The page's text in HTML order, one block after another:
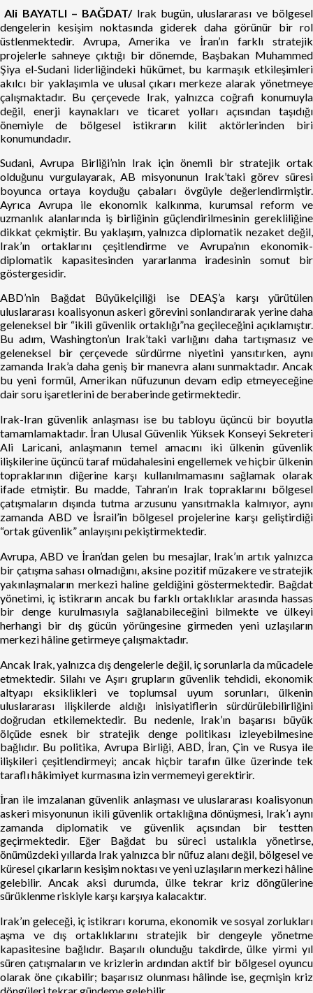
Ali BAYATLI – BAĞDAT/ Irak bugün, uluslararası ve bölgesel
dengelerin kesişim noktasında giderek daha görünür bir rol
üstlenmektedir. Avrupa, Amerika ve İran’ın farklı stratejik
projelerle sahneye çıktığı bir dönemde, Başbakan Muhammed
Şiya el-Sudani liderliğindeki hükümet, bu karmaşık etkileşimleri
akılcı bir yaklaşımla ve ulusal çıkarı merkeze alarak yönetmeye
çalışmaktadır. Bu çerçevede Irak, yalnızca coğrafi konumuyla
değil, enerji kaynakları ve ticaret yolları açısından taşıdığı
önemiyle de bölgesel istikrarın kilit aktörlerinden biri
konumundadır.
Sudani, Avrupa Birliği’nin Irak için önemli bir stratejik ortak
olduğunu vurgulayarak, AB misyonunun Irak’taki görev süresi
boyunca ortaya koyduğu çabaları övgüyle değerlendirmiştir.
Ayrıca Avrupa ile ekonomik kalkınma, kurumsal reform ve
uzmanlık alanlarında iş birliğinin güçlendirilmesinin gerekliliğine
dikkat çekmiştir. Bu yaklaşım, yalnızca diplomatik nezaket değil,
Irak’ın ortaklarını çeşitlendirme ve Avrupa’nın ekonomik-
diplomatik kapasitesinden yararlanma iradesinin somut bir
göstergesidir.
ABD’nin Bağdat Büyükelçiliği ise DEAŞ’a karşı yürütülen
uluslararası koalisyonun askeri görevini sonlandırarak yerine daha
geleneksel bir “ikili güvenlik ortaklığı”na geçileceğini açıklamıştır.
Bu adım, Washington’un Irak’taki varlığını daha tartışmasız ve
geleneksel bir çerçevede sürdürme niyetini yansıtırken, aynı
zamanda Irak’a daha geniş bir manevra alanı sunmaktadır. Ancak
bu yeni formül, Amerikan nüfuzunun devam edip etmeyeceğine
dair soru işaretlerini de beraberinde getirmektedir.
Irak-Iran güvenlik anlaşması ise bu tabloyu üçüncü bir boyutla
tamamlamaktadır. İran Ulusal Güvenlik Yüksek Konseyi Sekreteri
Ali Laricani, anlaşmanın temel amacını iki ülkenin güvenlik
ilişkilerine üçüncü taraf müdahalesini engellemek ve hiçbir ülkenin
topraklarının diğerine karşı kullanılmamasını sağlamak olarak
ifade etmiştir. Bu madde, Tahran’ın Irak topraklarını bölgesel
çatışmaların dışında tutma arzusunu yansıtmakla kalmıyor, aynı
zamanda ABD ve İsrail’in bölgesel projelerine karşı geliştirdiği
“ortak güvenlik” anlayışını pekiştirmektedir.
Avrupa, ABD ve İran’dan gelen bu mesajlar, Irak’ın artık yalnızca
bir çatışma sahası olmadığını, aksine pozitif müzakere ve stratejik
yakınlaşmaların merkezi haline geldiğini göstermektedir. Bağdat
yönetimi, iç istikrarın ancak bu farklı ortaklıklar arasında hassas
bir denge kurulmasıyla sağlanabileceğini bilmekte ve ülkeyi
herhangi bir dış gücün yörüngesine girmeden yeni uzlaşıların
merkezi hâline getirmeye çalışmaktadır.
Ancak Irak, yalnızca dış dengelerle değil, iç sorunlarla da mücadele
etmektedir. Silahı ve Aşırı grupların güvenlik tehdidi, ekonomik
altyapı eksiklikleri ve toplumsal uyum sorunları, ülkenin
uluslararası ilişkilerde aldığı inisiyatiflerin sürdürülebilirliğini
doğrudan etkilemektedir. Bu nedenle, Irak’ın başarısı büyük
ölçüde esnek bir stratejik denge politikası izleyebilmesine
bağlıdır. Bu politika, Avrupa Birliği, ABD, İran, Çin ve Rusya ile
ilişkileri çeşitlendirmeyi; ancak hiçbir tarafın ülke üzerinde tek
taraflı hâkimiyet kurmasına izin vermemeyi gerektirir.
İran ile imzalanan güvenlik anlaşması ve uluslararası koalisyonun
askeri misyonunun ikili güvenlik ortaklığına dönüşmesi, Irak’ı aynı
zamanda diplomatik ve güvenlik açısından bir testten
geçirmektedir. Eğer Bağdat bu süreci ustalıkla yönetirse,
önümüzdeki yıllarda Irak yalnızca bir nüfuz alanı değil, bölgesel ve
küresel çıkarların kesişim noktası ve yeni uzlaşıların merkezi hâline
gelebilir. Ancak aksi durumda, ülke tekrar kriz döngülerine
sürüklenme riskiyle karşı karşıya kalacaktır.
Irak’ın geleceği, iç istikrarı koruma, ekonomik ve sosyal zorlukları
aşma ve dış ortaklıklarını stratejik bir dengeyle yönetme
kapasitesine bağlıdır. Başarılı olunduğu takdirde, ülke yirmi yıl
süren çatışmaların ve krizlerin ardından aktif bir bölgesel oyuncu
olarak öne çıkabilir; başarısız olunması hâlinde ise, geçmişin kriz
döngüleri tekrar gündeme gelebilir.